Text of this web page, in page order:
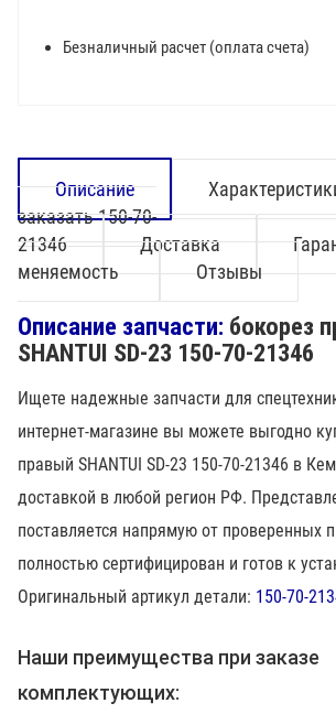
Безналичный расчет (оплата счета)
Описание
заказать 150-70-
21346
Доставка
меняемость
Отзывы
Описание запчасти: бокорез
SHANTUI SD-23 150-70-21346
Ищете надежные запчасти для
интернет-магазине вы можете выгодно
правый SHANTUI SD-23 150-70-21346 в
доставкой в любой регион РФ.
поставляется напрямую от проверенных
полностью сертифицирован и готов к
Оригинальный артикул детали: 150-70-
Наши преимущества при заказе
комплектующих: